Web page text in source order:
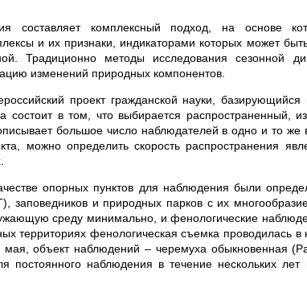
составляет комплексный подход, на основе
и их признаки, индикаторами которых может
Традиционно методы исследования сезонной
изменений природных компонентов.
проект гражданской науки, базирующийся
в том, что выбирается распространенный,
большое число наблюдателей в одно и то же
можно определить скорость распространения
опорных пунктов для наблюдения были
и природных парков с их
среду минимально, и фенологические
территориях фенологическая съемка проводилась в
объект наблюдений – черемуха обыкновенная
постоянного наблюдения в течение нескольких